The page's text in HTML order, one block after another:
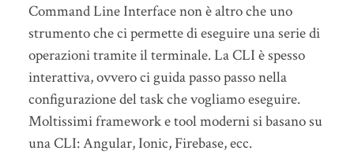
Command Line Interface non è altro che uno
strumento che ci permette di eseguire una serie di
operazioni tramite il terminale. La CLI è spesso
interattiva, ovvero ci guida passo passo nella
configurazione del task che vogliamo eseguire.
Moltissimi framework e tool moderni si basano su
una CLI: Angular, Ionic, Firebase, ecc.